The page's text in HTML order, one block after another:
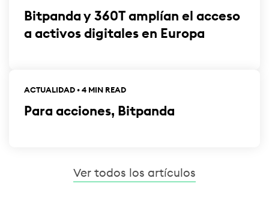
Bitpanda y 360T amplían el acceso
a activos digitales en Europa
ACTUALIDAD • 4 MIN READ
Para acciones, Bitpanda
Ver todos los artículos